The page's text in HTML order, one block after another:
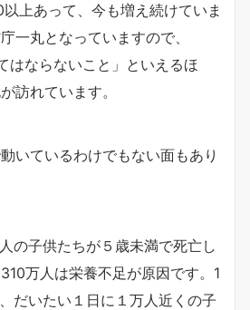
上あって、今も増え続けていま
一丸となっていますので、
はならないこと」といえるほ
訪れています。
いているわけでもない面もあり
の子供たちが５歳未満で死亡し
万人は栄養不足が原因です。1
だいたい１日に１万人近くの子